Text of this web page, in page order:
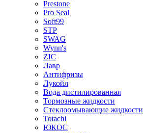
Prestone
Pro Seal
Soft99
STP
SWAG
Wynn's
ZIC
Лавр
Антифризы
Лукойл
Вода дистилированная
Тормозные жидкости
Стеклоомывающие жидкости
Totachi
ЮКОС